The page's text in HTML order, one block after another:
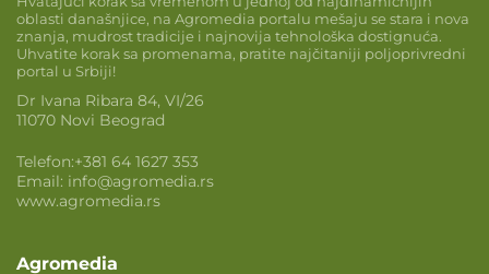
oblasti današnjice, na Agromedia portalu mešaju se stara i nova
znanja, mudrost tradicije i najnovija tehnološka dostignuća.
Uhvatite korak sa promenama, pratite najčitaniji poljoprivredni
portal u Srbiji!
Dr Ivana Ribara 84, VI/26
11070 Novi Beograd
Telefon:+381 64 1627 353
Email: info@agromedia.rs
www.agromedia.rs
Agromedia